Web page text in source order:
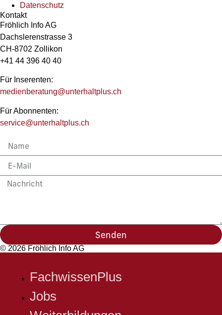
Datenschutz
Kontakt
Fröhlich Info AG
Dachslerenstrasse 3
CH-8702 Zollikon
+41 44 396 40 40
Für Inserenten:
medienberatung@unterhaltplus.ch
Für Abonnenten:
service@unterhaltplus.ch
Senden
© 2026 Fröhlich Info AG
FachwissenPlus
Jobs